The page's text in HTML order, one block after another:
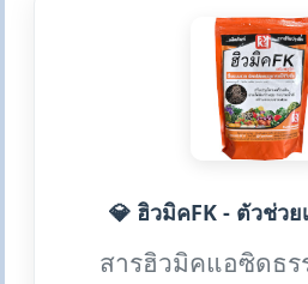
💎 ฮิวมิคFK - ตัวช่ว
สารฮิวมิคแอซิดธร